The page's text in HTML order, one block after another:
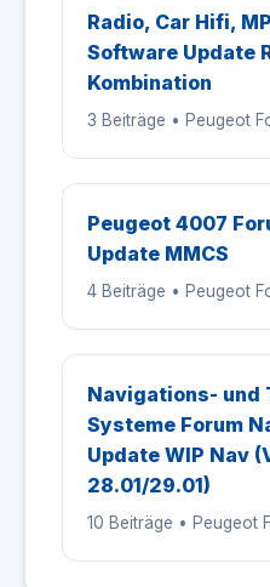
Radio, Car Hifi,
Software Update
Kombination
3 Beiträge • Peugeot
Peugeot 4007
Update MMCS
4 Beiträge • Peugeot
Navigations- und
Systeme Forum
Update WIP Nav
28.01/29.01)
10 Beiträge • Peugeot